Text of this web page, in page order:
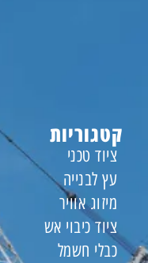
קטגוריות
ציוד טכני
עץ לבנייה
מיזוג אוויר
ציוד כיבוי אש
כבלי חשמל